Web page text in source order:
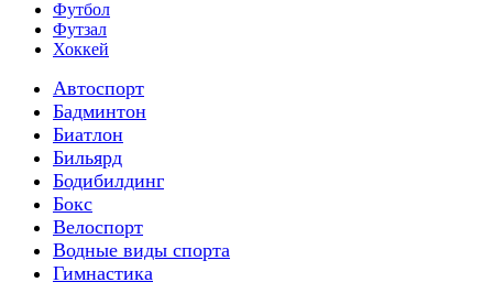
Футбол
Футзал
Хоккей
Автоспорт
Бадминтон
Биатлон
Бильярд
Бодибилдинг
Бокс
Велоспорт
Водные виды спорта
Гимнастика